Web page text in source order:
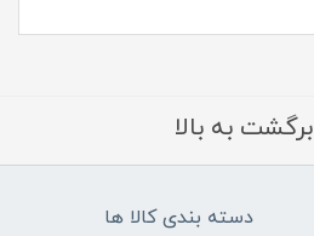
برگشت به بالا
دسته بندی کالا ها